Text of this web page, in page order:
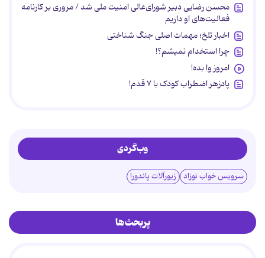
محسن رضایی دبیر شورای‌عالی امنیت ملی شد / مروری بر کارنامه
فعالیت‌های او داریم
اخبار تلخ؛ مهمات اصلی جنگ شناختی
چرا استخدام نمیشم؟!
امروز وا بده!
پادزهر اضطراب کودک با ۷ قدم!
وب‌گردی
سرویس خواب نوزاد زیورآلات پاندورا
پربحث‌ها